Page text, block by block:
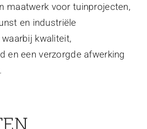
maatwerk voor tuinprojecten,
en industriële
kwaliteit,
en een verzorgde afwerking